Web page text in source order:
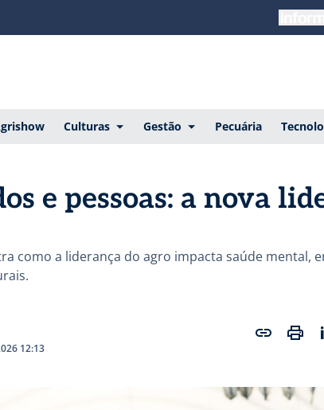
Culturas Gestão Pecuária
e pessoas: a nova
como a liderança do agro impacta saúde mental,
12:13